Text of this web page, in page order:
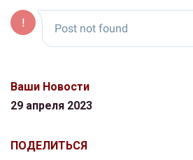
Ваши Новости
29 апреля 2023
ПОДЕЛИТЬСЯ